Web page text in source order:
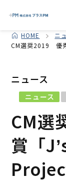
HOME ニ
CM選奨2019 優
ニュース
ニュース
CM選
賞「